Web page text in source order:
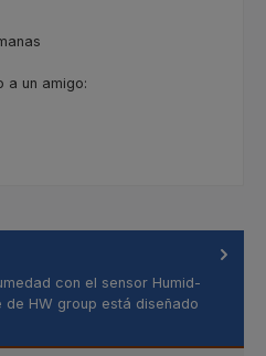
a un amigo:
con el sensor Humid-
de HW group está diseñado